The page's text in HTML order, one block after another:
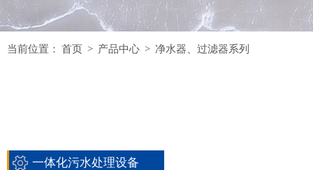
当前位置： 首页 > 产品中心 > 净水器、过滤器系列
一体化污水处理设备